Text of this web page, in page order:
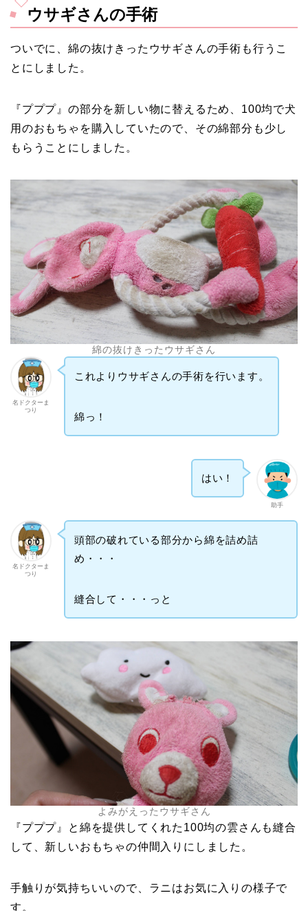
ウサギさんの手術
ついでに、綿の抜けきったウサギさんの手術も行うこ
とにしました。
『プププ』の部分を新しい物に替えるため、100均で犬
用のおもちゃを購入していたので、その綿部分も少し
もらうことにしました。
綿の抜けきったウサギさん
名ドクターま
つり
これよりウサギさんの手術を行います。
綿っ！
助手
はい！
名ドクターま
つり
頭部の破れている部分から綿を詰め詰
め・・・
縫合して・・・っと
よみがえったウサギさん
『プププ』と綿を提供してくれた100均の雲さんも縫合
して、新しいおもちゃの仲間入りにしました。
手触りが気持ちいいので、ラニはお気に入りの様子で
す。